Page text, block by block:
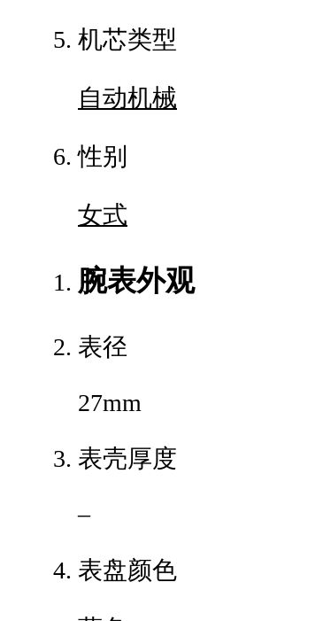
机芯类型
自动机械
性别
女式
腕表外观
表径
27mm
表壳厚度
–
表盘颜色